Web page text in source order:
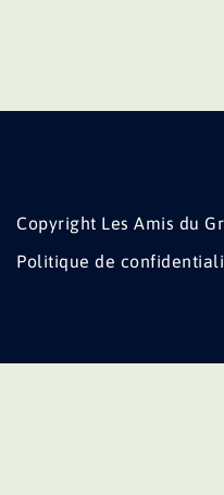
Copyright Les Amis du
Politique de